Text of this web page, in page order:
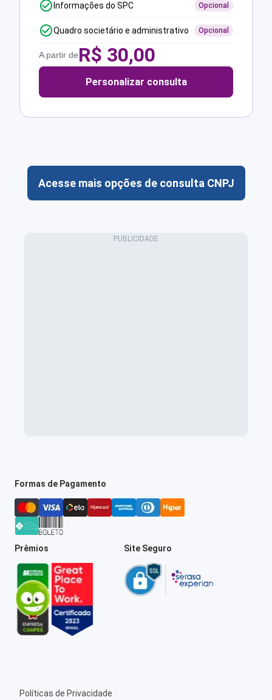
Informações do SPC Opcional
Quadro societário e administrativo Opcional
A partir deR$ 30,00
Personalizar consulta
Acesse mais opções de consulta CNPJ
Formas de Pagamento
Prêmios Site Seguro
Políticas de Privacidade